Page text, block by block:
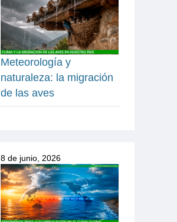
Meteorología y
naturaleza: la migración
de las aves
8 de junio, 2026